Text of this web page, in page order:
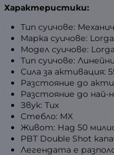
Характеристики:
Тип суичове:
Марка суичове:
Модел суичове:
Тип суичове: Линейни
Сила за активация:
Разстояние до
Разстояние до най-
Звук: Тих
Стебло: MX
Живот: Над 50
PBT Double Shot
Легендата е